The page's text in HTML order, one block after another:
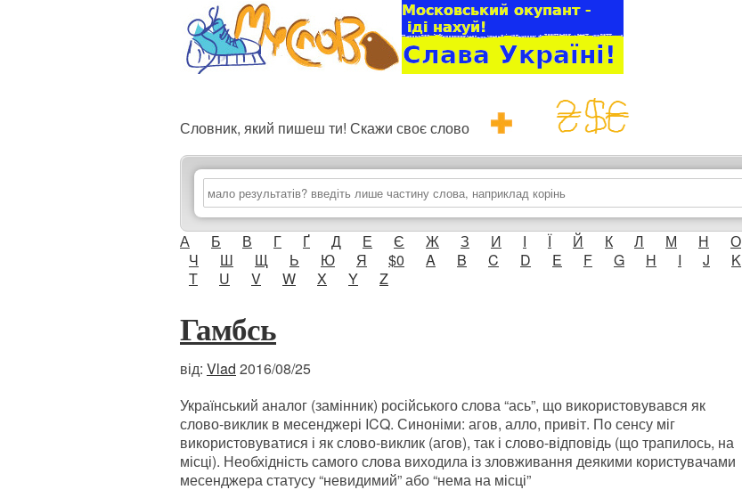
Словник, який пишеш ти! Скажи своє слово
А Б В Г Ґ Д Е Є Ж З И І Ї Й К Л М Н О
Ч
Ш Щ Ь Ю Я $0 A B C D E F G H I J K
T
U V W X Y Z
Гамбсь
від: Vlad 2016/08/25
Український аналог (замінник) російського слова “ась”, що використовувався як
слово-виклик в месенджері ICQ. Синоніми: агов, алло, привіт. По сенсу міг
використовуватися і як слово-виклик (агов), так і слово-відповідь (що трапилось, на
місці). Необхідність самого слова виходила із зловживання деякими користувачами
месенджера статусу “невидимий” або “нема на місці”